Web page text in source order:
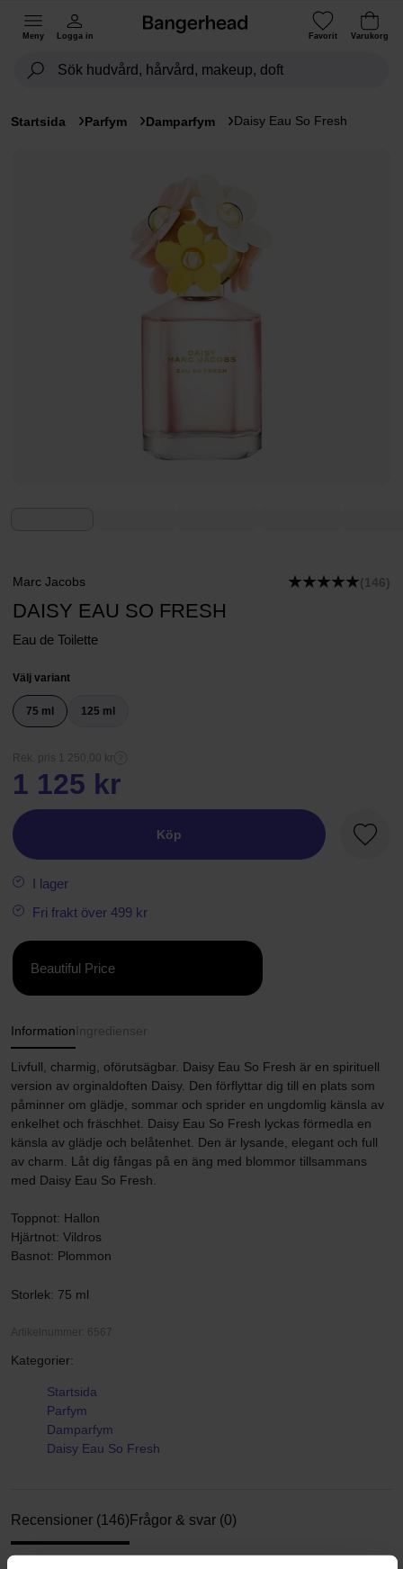
Meny Logga in Favorit Varukorg
Startsida Parfym Damparfym Daisy Eau So Fresh
Marc Jacobs (146)
DAISY EAU SO FRESH
Eau de Toilette
Välj variant
75 ml 125 ml
Rek. pris 1 250,00 kr
1 125 kr
Köp
I lager
Fri frakt över 499 kr
Beautiful Price
Information Ingredienser
Livfull, charmig, oförutsägbar. Daisy Eau So Fresh är en spirituell
version av orginaldoften Daisy. Den förflyttar dig till en plats som
påminner om glädje, sommar och sprider en ungdomlig känsla av
enkelhet och fräschhet. Daisy Eau So Fresh lyckas förmedla en
känsla av glädje och belåtenhet. Den är lysande, elegant och full
av charm. Låt dig fångas på en äng med blommor tillsammans
med Daisy Eau So Fresh.
Toppnot: Hallon
Hjärtnot: Vildros
Basnot: Plommon
Storlek: 75 ml
Artikelnummer: 6567
Kategorier:
Startsida
Parfym
Damparfym
Daisy Eau So Fresh
Recensioner (146) Frågor & svar (0)